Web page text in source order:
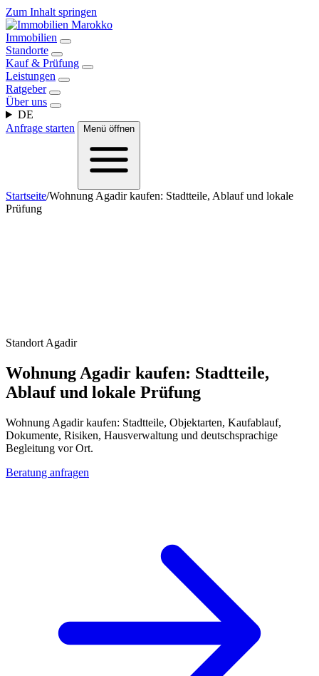
Zum Inhalt springen
Immobilien
Standorte
Kauf & Prüfung
Leistungen
Ratgeber
Über uns
DE
Anfrage starten
Menü öffnen
Startseite/Wohnung Agadir kaufen: Stadtteile, Ablauf und lokale
Prüfung
Standort Agadir
Wohnung Agadir kaufen: Stadtteile,
Ablauf und lokale Prüfung
Wohnung Agadir kaufen: Stadtteile, Objektarten, Kaufablauf,
Dokumente, Risiken, Hausverwaltung und deutschsprachige
Begleitung vor Ort.
Beratung anfragen